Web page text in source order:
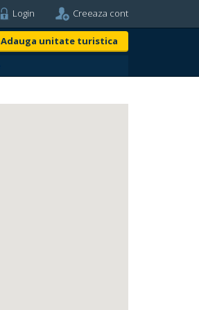
Login Creeaza cont
Adauga unitate turistica